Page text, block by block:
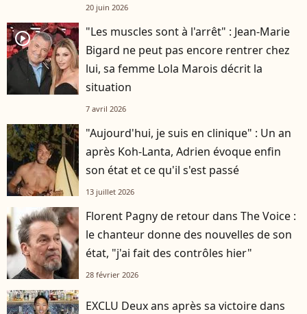
20 juin 2026
player2
"Les muscles sont à l'arrêt" : Jean-Marie
Bigard ne peut pas encore rentrer chez
lui, sa femme Lola Marois décrit la
situation
7 avril 2026
"Aujourd'hui, je suis en clinique" : Un an
après Koh-Lanta, Adrien évoque enfin
son état et ce qu'il s'est passé
13 juillet 2026
Florent Pagny de retour dans The Voice :
le chanteur donne des nouvelles de son
état, "j'ai fait des contrôles hier"
28 février 2026
EXCLU Deux ans après sa victoire dans